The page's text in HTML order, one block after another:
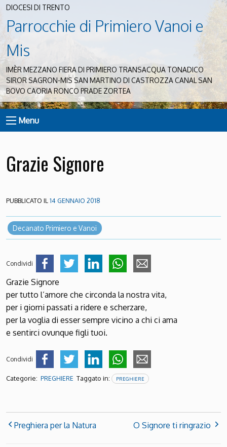
DIOCESI DI TRENTO
Parrocchie di Primiero Vanoi e
Mis
IMÈR MEZZANO FIERA DI PRIMIERO TRANSACQUA TONADICO
SIROR SAGRON-MIS SAN MARTINO DI CASTROZZA CANAL SAN
BOVO CAORIA RONCO PRADE ZORTEA
Menu
Grazie Signore
PUBBLICATO IL14 GENNAIO 2018
Decanato Primiero e Vanoi
Condividi
Grazie Signore
per tutto l’amore che circonda la nostra vita,
per i giorni passati a ridere e scherzare,
per la voglia di esser sempre vicino a chi ci ama
e sentirci ovunque figli tuoi.
Condividi
Categorie: PREGHIERE Taggato in: PREGHIERE
Preghiera per la Natura O Signore ti ringrazio